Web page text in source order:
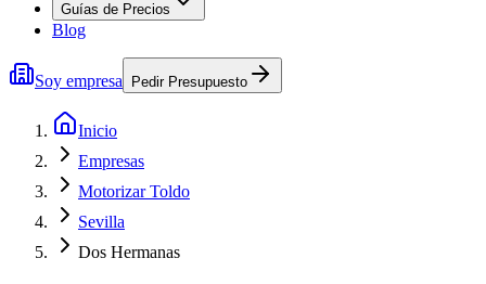
Guías de Precios
Blog
Soy empresa Pedir Presupuesto
Inicio
Empresas
Motorizar Toldo
Sevilla
Dos Hermanas